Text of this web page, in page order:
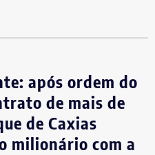
especialmente no
Baixada Fluminense,
como
de medidas mais rígidas
após ordem do
de mais de
de Caxias
milionário com a